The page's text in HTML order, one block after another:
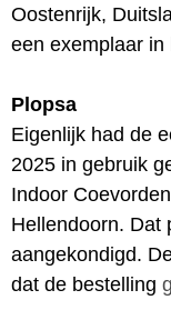
Oostenrijk,
een exemplaar
Plopsa
Eigenlijk had de
2025 in gebruik
Indoor
Hellendoorn. Dat
aangekondigd.
dat de bestelling